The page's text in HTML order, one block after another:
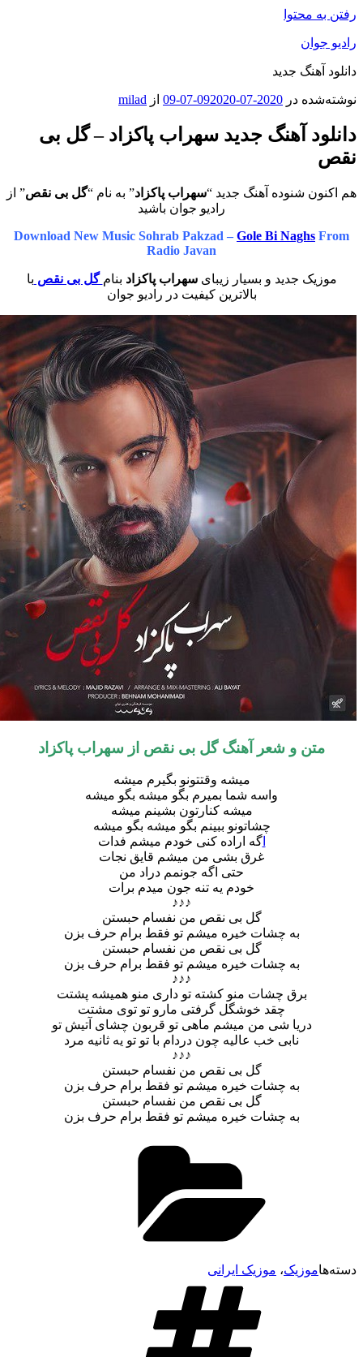
جدید
در 2020-07-09
2020-07-09 ازmilad
آهنگ جدید سهراب پاکزاد – گل بی
شنوده آهنگ جدید “سهراب پاکزاد ” به نام “گل بی نقص” از
رادیو جوان باشید
Download New Music Sohrab Pakzad –Gole Bi Naghs
Radio Javan
جدید و بسیار زیبایسهراب پاکزاد بنامگل بی نقص با
بالاترین کیفیت در رادیو جوان
و شعر آهنگ گل بی نقص از سهراب پاکزاد
میشه وقتتونو بگیرم میشه
واسه شما بمیرم بگو میشه بگو میشه
میشه کنارتون بشینم میشه
چشاتونو ببینم بگو میشه بگو میشه
گه اراده کنی خودم میشم فدات
غرق بشی من میشم قایق نجات
حتی اگه جونمم دراد من
خودم یه تنه جون میدم برات
گل بی نقص من نفسام حبستن
به چشات خیره میشم تو فقط برام حرف بزن
گل بی نقص من نفسام حبستن
به چشات خیره میشم تو فقط برام حرف بزن
برق چشات منو کشته تو داری منو همیشه پشتت
چقد خوشگل گرفتی مارو تو توی مشتت
دریا شی من میشم ماهی تو قربون چشای آتیش تو
نابی خب عالیه چون دردام با تو تو یه ثانیه مرد
گل بی نقص من نفسام حبستن
به چشات خیره میشم تو فقط برام حرف بزن
گل بی نقص من نفسام حبستن
به چشات خیره میشم تو فقط برام حرف بزن
،موزیک ایرانی